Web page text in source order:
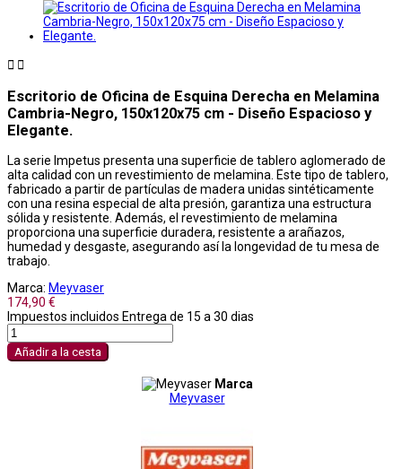
 
Escritorio de Oficina de Esquina Derecha en Melamina
Cambria-Negro, 150x120x75 cm - Diseño Espacioso y
Elegante.
La serie Impetus presenta una superficie de tablero aglomerado de
alta calidad con un revestimiento de melamina. Este tipo de tablero,
fabricado a partir de partículas de madera unidas sintéticamente
con una resina especial de alta presión, garantiza una estructura
sólida y resistente. Además, el revestimiento de melamina
proporciona una superficie duradera, resistente a arañazos,
humedad y desgaste, asegurando así la longevidad de tu mesa de
trabajo.
Marca: Meyvaser
174,90 €
Impuestos incluidos Entrega de 15 a 30 dias
Añadir a la cesta
Marca
Meyvaser